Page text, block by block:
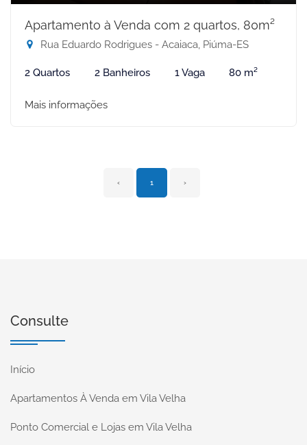
Apartamento à Venda com 2 quartos, 80m²
Rua Eduardo Rodrigues - Acaiaca, Piúma-ES
2 Quartos 2 Banheiros 1 Vaga 80 m²
Mais informações
‹ 1 ›
Consulte
Início
Apartamentos À Venda em Vila Velha
Ponto Comercial e Lojas em Vila Velha